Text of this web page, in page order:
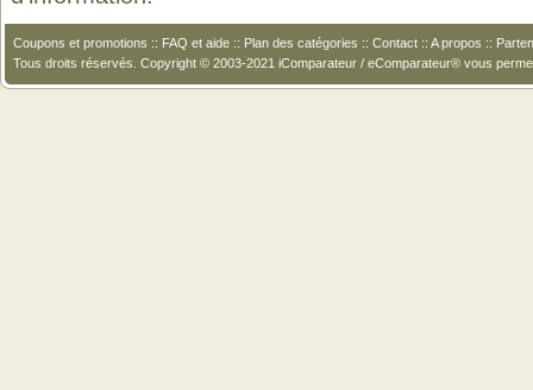
Coupons et promotions :: FAQ et aide :: Plan des catégories :: Contact :: A propos ::
Tous droits réservés. Copyright © 2003-2021 iComparateur / eComparateur® vous